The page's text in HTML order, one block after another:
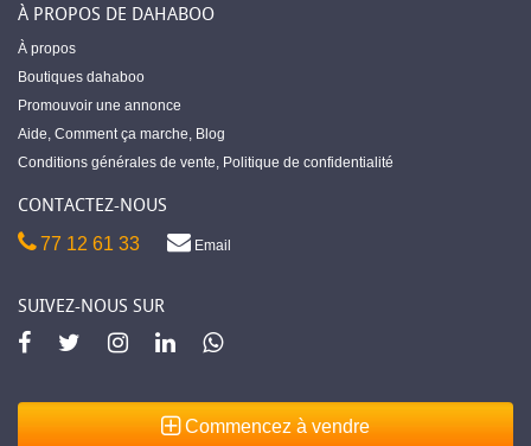
À PROPOS DE DAHABOO
À propos
Boutiques dahaboo
Promouvoir une annonce
Aide, Comment ça marche, Blog
Conditions générales de vente, Politique de confidentialité
CONTACTEZ-NOUS
77 12 61 33 Email
SUIVEZ-NOUS SUR
Commencez à vendre